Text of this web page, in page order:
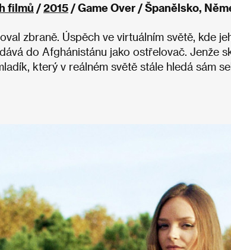
filmů /2015 / Game Over / Španělsko,
zbraně. Úspěch ve virtuálním světě, kde
do Afghánistánu jako ostřelovač. Jenže
který v reálném světě stále hledá sám